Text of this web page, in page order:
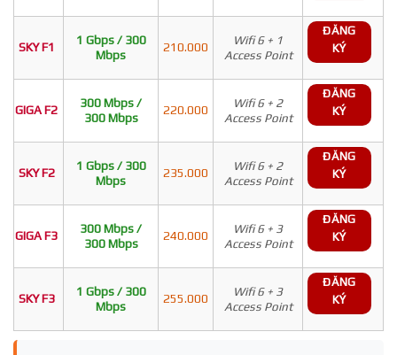
SKY F1
1 Gbps / 300
Mbps
210.000
Wifi 6 + 1
Access Point
ĐĂNG
KÝ
GIGA F2
300 Mbps /
300 Mbps
220.000
Wifi 6 + 2
Access Point
ĐĂNG
KÝ
SKY F2
1 Gbps / 300
Mbps
235.000
Wifi 6 + 2
Access Point
ĐĂNG
KÝ
GIGA F3
300 Mbps /
300 Mbps
240.000
Wifi 6 + 3
Access Point
ĐĂNG
KÝ
SKY F3
1 Gbps / 300
Mbps
255.000
Wifi 6 + 3
Access Point
ĐĂNG
KÝ